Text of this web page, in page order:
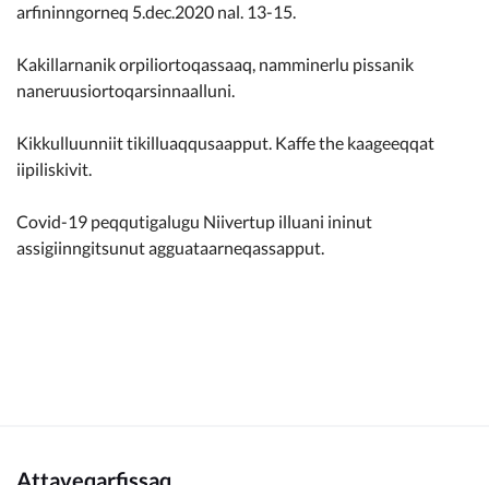
arfininngorneq 5.dec.2020 nal. 13-15.
Kakillarnanik orpiliortoqassaaq, namminerlu pissanik
naneruusiortoqarsinnaalluni.
Kikkulluunniit tikilluaqqusaapput. Kaffe the kaageeqqat
iipiliskivit.
Covid-19 peqqutigalugu Niivertup illuani ininut
assigiinngitsunut agguataarneqassapput.
Attaveqarfissaq